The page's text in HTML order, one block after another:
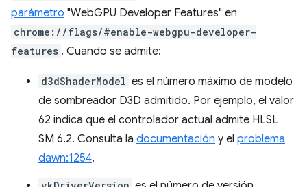
parámetro "WebGPU Developer Features" en
chrome://flags/#enable-webgpu-developer-
features . Cuando se admite:
d3dShaderModel es el número máximo de modelo
de sombreador D3D admitido. Por ejemplo, el valor
62 indica que el controlador actual admite HLSL
SM 6.2. Consulta la documentación y el problema
dawn:1254.